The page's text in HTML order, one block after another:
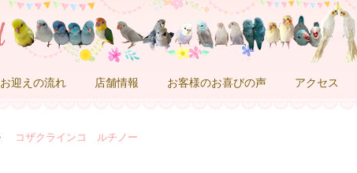
お迎えの流れ 店舗情報 お客様のお喜びの声 アクセス
コザクラインコ ルチノー